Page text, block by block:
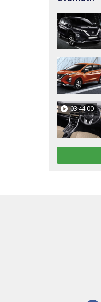
03:44:00